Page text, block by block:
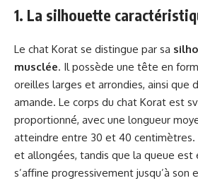
1. La silhouette
Le chat Korat se distingue par sa
musclée. Il possède une tête en
oreilles larges et arrondies, ainsi que
amande. Le corps du chat Korat est
proportionné, avec une longueur
atteindre entre 30 et 40 centimètres.
et allongées, tandis que la queue est
s’affine progressivement jusqu’à